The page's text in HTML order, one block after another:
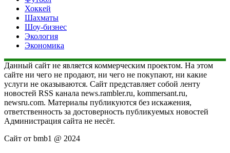
Хоккей
Шахматы
Шоу-бизнес
Экология
Экономика
Данный сайт не является коммерческим проектом. На этом
сайте ни чего не продают, ни чего не покупают, ни какие
услуги не оказываются. Сайт представляет собой ленту
новостей RSS канала news.rambler.ru, kommersant.ru,
newsru.com. Материалы публикуются без искажения,
ответственность за достоверность публикуемых новостей
Администрация сайта не несёт.
Сайт от bmb1 @ 2024